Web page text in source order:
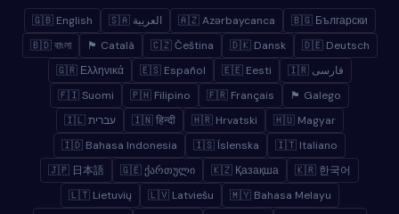
🇬🇧 English 🇸🇦 العربية 🇦🇿 Azərbaycanca
🇧🇬 Български
🇧🇩 বাংলা
🏴 Català 🇨🇿 Čeština 🇩🇰 Dansk
🇩🇪 Deutsch
🇬🇷 Ελληνικά
🇪🇸 Español 🇪🇪 Eesti
🇮🇷 فارسی
🇫🇮 Suomi
🇵🇭 Filipino 🇫🇷 Français
🏴 Galego
🇮🇱 עברית
🇮🇳 हिन्दी 🇭🇷 Hrvatski
🇭🇺 Magyar
🇮🇩 Bahasa Indonesia
🇮🇸 Íslenska
🇮🇹 Italiano
🇯🇵 日本語
🇬🇪 ქართული 🇰🇿 Қазақша
🇰🇷 한국어
🇱🇹 Lietuvių
🇱🇻 Latviešu
🇲🇾 Bahasa Melayu